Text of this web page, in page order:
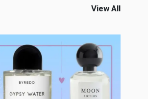
View All